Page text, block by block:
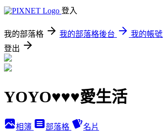
登入
我的部落格 我的部落格後台
我的帳號
登出
YOYO♥♥♥愛生活
相簿 部落格 名片